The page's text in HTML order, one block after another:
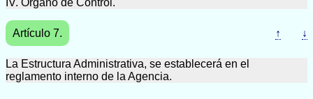
IV. Órgano de Control.
Artículo 7. ↑ ↓
La Estructura Administrativa, se establecerá en el
reglamento interno de la Agencia.